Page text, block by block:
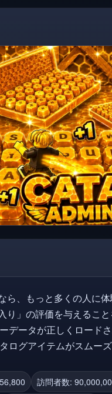
ら、もっと多くの人に
の評価を与えることを検討
データが正しくロード
ログアイテムがスムー
存してください!あなた
訪問者数: